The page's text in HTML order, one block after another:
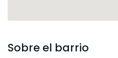
Sobre el barrio